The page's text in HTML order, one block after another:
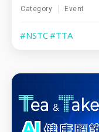
Category Event
#NSTC#TTA